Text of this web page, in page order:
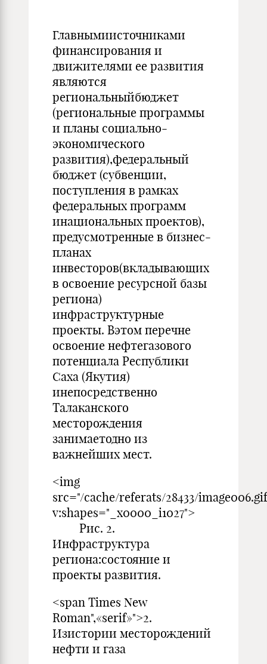
Главнымиисточниками
финансирования и
движителями ее развития
являются
региональныйбюджет
(региональные программы
и планы социально-
экономического
развития),федеральный
бюджет (субвенции,
поступления в рамках
федеральных программ
инациональных проектов),
предусмотренные в бизнес-
планах
инвесторов(вкладывающих
в освоение ресурсной базы
региона)
инфраструктурные
проекты. Вэтом перечне
освоение нефтегазового
потенциала Республики
Саха (Якутия)
инепосредственно
Талаканского
месторождения
занимаетодно из
важнейших мест.
<img
src="/cache/referats/28433/
v:shapes="_x0000_i1027">
Рис. 2.
Инфраструктура
региона:состояние и
проекты развития.
<span Times New
Roman",«serif»">2.
Изистории месторождений
нефти и газа